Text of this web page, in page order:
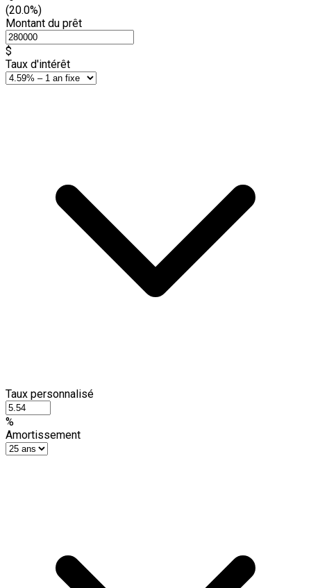
(20.0%)
Montant du prêt
$
Taux d'intérêt
Taux personnalisé
%
Amortissement